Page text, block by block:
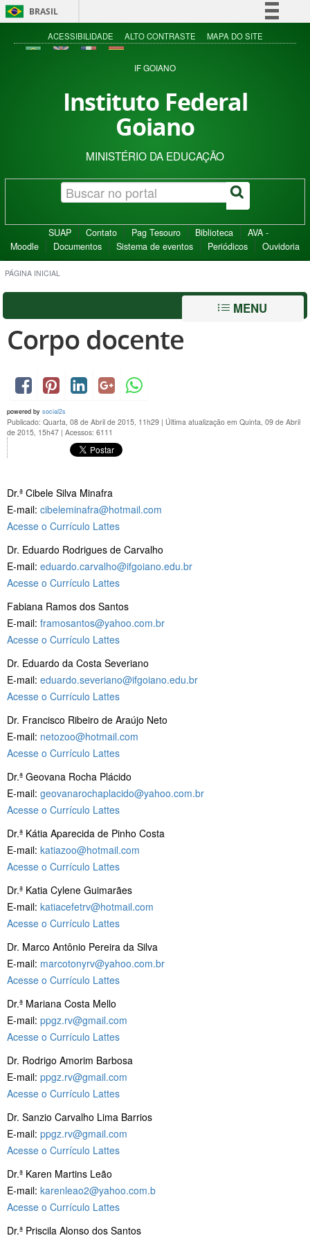
BRASIL
Simplifique!
Acesso à informação
ACESSIBILIDADE ALTO CONTRASTE MAPA DO SITE
IF GOIANO
Instituto Federal
Goiano
MINISTÉRIO DA EDUCAÇÃO
SUAP Contato Pag Tesouro Biblioteca
AVA -
Moodle
Documentos Sistema de eventos Periódicos Ouvidoria
PÁGINA INICIAL
MENU
Corpo docente
powered by social2s
Publicado: Quarta, 08 de Abril de 2015, 11h29 | Última atualização em Quinta, 09 de Abril
de 2015, 15h47 | Acessos: 6111
Dr.ª Cibele Silva Minafra
E-mail: cibeleminafra@hotmail.com
Acesse o Currículo Lattes
Dr. Eduardo Rodrigues de Carvalho
E-mail: eduardo.carvalho@ifgoiano.edu.br
Acesse o Currículo Lattes
Fabiana Ramos dos Santos
E-mail: framosantos@yahoo.com.br
Acesse o Currículo Lattes
Dr. Eduardo da Costa Severiano
E-mail: eduardo.severiano@ifgoiano.edu.br
Acesse o Currículo Lattes
Dr. Francisco Ribeiro de Araújo Neto
E-mail: netozoo@hotmail.com
Acesse o Currículo Lattes
Dr.ª Geovana Rocha Plácido
E-mail: geovanarochaplacido@yahoo.com.br
Acesse o Currículo Lattes
Dr.ª Kátia Aparecida de Pinho Costa
E-mail: katiazoo@hotmail.com
Acesse o Currículo Lattes
Dr.ª Katia Cylene Guimarães
E-mail: katiacefetrv@hotmail.com
Acesse o Currículo Lattes
Dr. Marco Antônio Pereira da Silva
E-mail: marcotonyrv@yahoo.com.br
Acesse o Currículo Lattes
Dr.ª Mariana Costa Mello
E-mail: ppgz.rv@gmail.com
Acesse o Currículo Lattes
Dr. Rodrigo Amorim Barbosa
E-mail: ppgz.rv@gmail.com
Acesse o Currículo Lattes
Dr. Sanzio Carvalho Lima Barrios
E-mail: ppgz.rv@gmail.com
Acesse o Currículo Lattes
Dr.ª Karen Martins Leão
E-mail: karenleao2@yahoo.com.b
Acesse o Currículo Lattes
Dr.ª Priscila Alonso dos Santos